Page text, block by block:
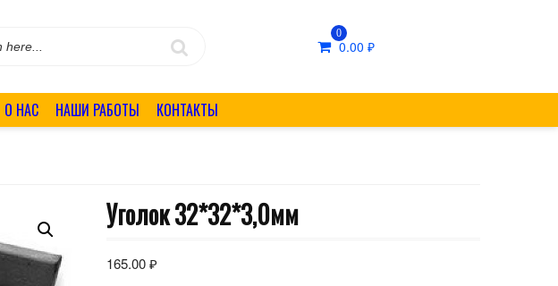
0
0.00₽
О НАС НАШИ РАБОТЫ КОНТАКТЫ
Уголок 32*32*3,0мм
165.00₽